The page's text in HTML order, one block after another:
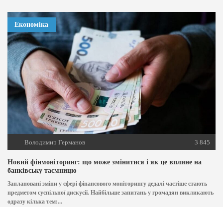
Економіка
Володимир Германов 3 845
Новий фінмоніторинг: що може змінитися і як це вплине на
банківську таємницю
Заплановані зміни у сфері фінансового моніторингу дедалі частіше стають
предметом суспільної дискусії. Найбільше запитань у громадян викликають
одразу кілька тем:...